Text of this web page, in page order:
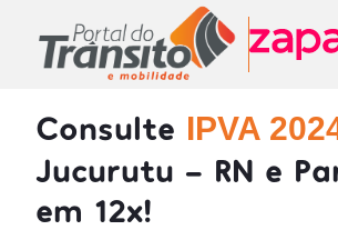
Consulte IPVA
Jucurutu - RN e
em 12x!